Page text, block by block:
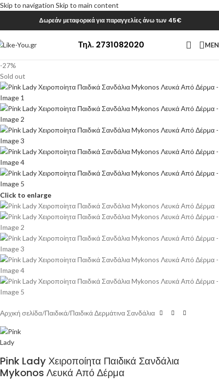
Skip to navigation Skip to main content
Δωρεάν μεταφορικά για παραγγελίες άνω των 45€
Τηλ. 2731082020
-27%
Sold out
Click to enlarge
Αρχική σελίδα/Παιδικά/Παιδικά Δερμάτινα Σανδάλια
Pink Lady Χειροποίητα Παιδικά Σανδάλια
Mykonos Λευκά Από Δέρμα